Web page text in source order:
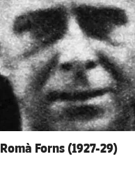
Romà Forns (1927-29)